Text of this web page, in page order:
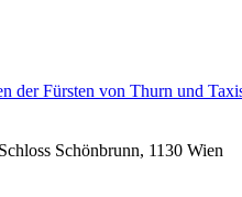
der Fürsten von Thurn und
Schönbrunn, 1130 Wien